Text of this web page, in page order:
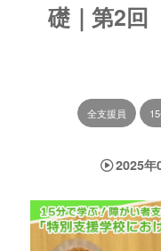
礎｜第2回
全支援員
2025年